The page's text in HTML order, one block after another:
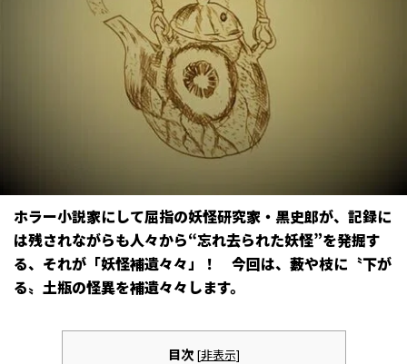
ホラー小説家にして屈指の妖怪研究家・黒史郎が、記録に
は残されながらも人々から“忘れ去られた妖怪”を発掘す
る、それが「妖怪補遺々々」！ 今回は、藪や枝に〝下が
る〟土瓶の怪異を補遺々々します。
目次 [非表示]